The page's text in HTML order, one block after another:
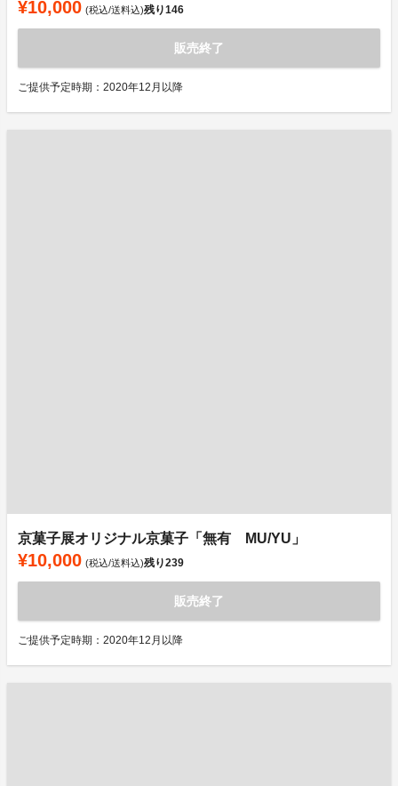
¥10,000 (税込/送料込)残り146
販売終了
ご提供予定時期：2020年12月以降
京菓子展オリジナル京菓子「無有 MU/YU」
¥10,000 (税込/送料込)残り239
販売終了
ご提供予定時期：2020年12月以降